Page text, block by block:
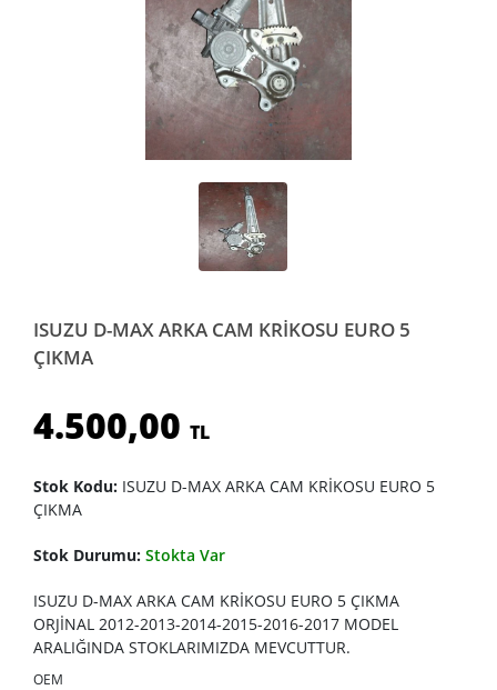
ISUZU D-MAX ARKA CAM KRİKOSU EURO 5
ÇIKMA
4.500,00 TL
Stok Kodu: ISUZU D-MAX ARKA CAM KRİKOSU EURO 5
ÇIKMA
Stok Durumu: Stokta Var
ISUZU D-MAX ARKA CAM KRİKOSU EURO 5 ÇIKMA
ORJİNAL 2012-2013-2014-2015-2016-2017 MODEL
ARALIĞINDA STOKLARIMIZDA MEVCUTTUR.
OEM